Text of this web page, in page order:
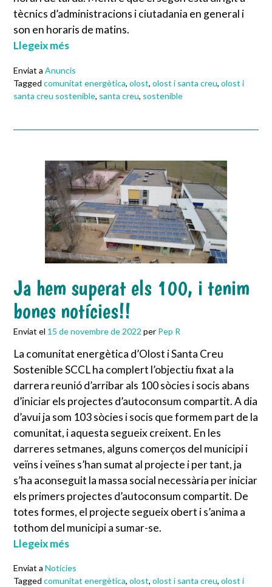
tècnics d’administracions i ciutadania en general i
son en horaris de matins.
Llegeix més
Enviat a Anuncis
Tagged comunitat energètica, olost, olost i santa creu, olost i
santa creu sostenible, santa creu, sostenible
Ja hem superat els 100, i tenim
bones notícies!!
Enviat el 15 de novembre de 2022 per Pep R
La comunitat energètica d’Olost i Santa Creu
Sostenible SCCL ha complert l’objectiu fixat a la
darrera reunió d’arribar als 100 sòcies i socis abans
d’iniciar els projectes d’autoconsum compartit. A dia
d’avui ja som 103 sòcies i socis que formem part de la
comunitat, i aquesta segueix creixent. En les
darreres setmanes, alguns comerços del municipi i
veïns i veïnes s’han sumat al projecte i per tant, ja
s’ha aconseguit la massa social necessària per iniciar
els primers projectes d’autoconsum compartit. De
totes formes, el projecte segueix obert i s’anima a
tothom del municipi a sumar-se.
Llegeix més
Enviat a Notícies
Tagged comunitat energètica, olost, olost i santa creu, olost i